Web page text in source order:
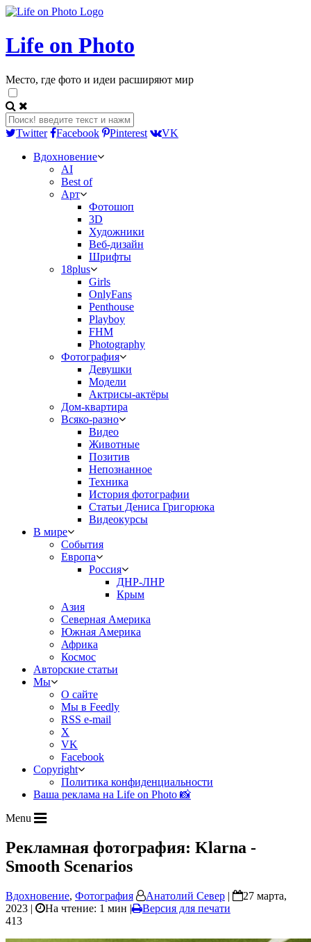
Life on Photo
Место, где фото и идеи расширяют мир
Twitter Facebook Pinterest
VK
Вдохновение
AI
Best of
Арт
Фотошоп
3D
Художники
Веб-дизайн
Шрифты
18plus
Girls
OnlyFans
Penthouse
Playboy
FHM
Photography
Фотография
Девушки
Модели
Актрисы-актёры
Дом-квартира
Всяко-разно
Видео
Животные
Позитив
Непознанное
Техника
История фотографии
Статьи Дениса Григорюка
Видеокурсы
В мире
События
Европа
Россия
ДНР-ЛНР
Крым
Азия
Северная Америка
Южная Америка
Африка
Космос
Авторские статьи
Мы
О сайте
Мы в Feedly
RSS e-mail
X
VK
Facebook
Copyright
Политика конфиденциальности
Ваша реклама на Life on Photo 📸
Menu
Рекламная фотография: Klarna -
Smooth Scenarios
Вдохновение, Фотография Анатолий Север |
27 марта,
2023 |
На чтение: 1 мин |
Версия для печати
413